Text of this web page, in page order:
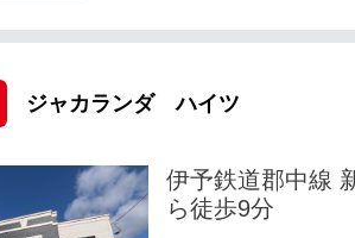
ジャカランダ ハイツ
伊予鉄道郡中線
ら徒歩9分